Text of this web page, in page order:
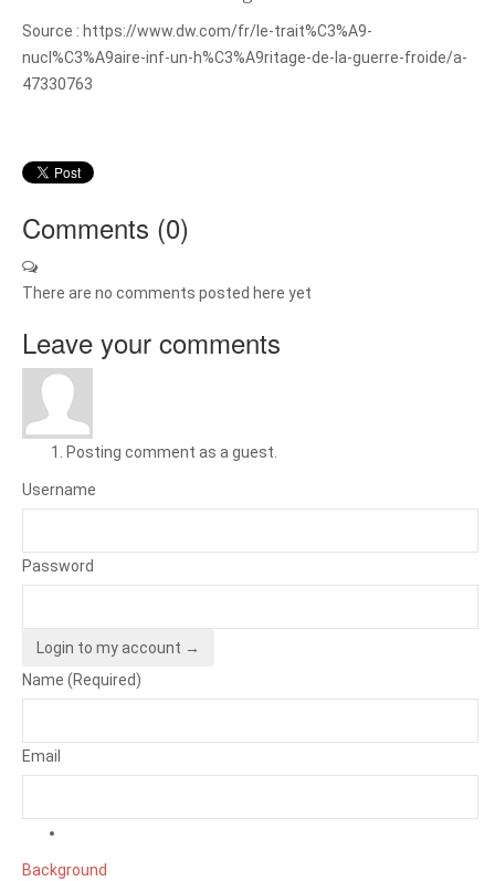
Source : https://www.dw.com/fr/le-trait%C3%A9-
nucl%C3%A9aire-inf-un-h%C3%A9ritage-de-la-guerre-froide/a-
47330763
Comments (0)
There are no comments posted here yet
Leave your comments
Posting comment as a guest.
Username
Password
Login to my account →
Name (Required)
Email
Background